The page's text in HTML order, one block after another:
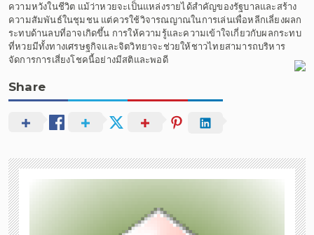
ความหวังในชีวิต แม้ว่าหวยจะเป็นแหล่งรายได้สำคัญของรัฐบาลและสร้าง
ความสัมพันธ์ในชุมชน แต่ควรใช้วิจารณญาณในการเล่นเพื่อหลีกเลี่ยงผลก
ระทบด้านลบที่อาจเกิดขึ้น การให้ความรู้และความเข้าใจเกี่ยวกับผลกระทบ
ที่หวยมีทั้งทางเศรษฐกิจและจิตวิทยาจะช่วยให้ชาวไทยสามารถบริหาร
จัดการการเสี่ยงโชคนี้อย่างมีสติและพอดี
Share